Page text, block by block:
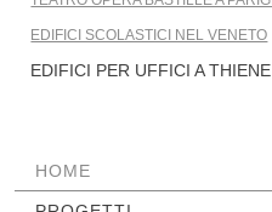
EDIFICI SCOLASTICI NEL VENETO
EDIFICI PER UFFICI A THIENE
SALTA
LA
HOME